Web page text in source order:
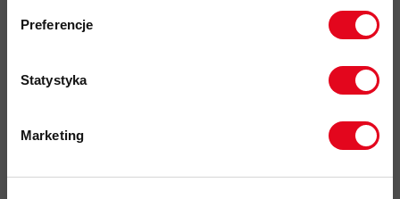
Preferencje
Statystyka
Marketing
odbierz
zgodnie z Polityką prywatności.